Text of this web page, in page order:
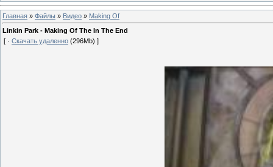
Главная » Файлы » Видео » Making Of
Linkin Park - Making Of The In The End
[ · Скачать удаленно (296Mb) ]